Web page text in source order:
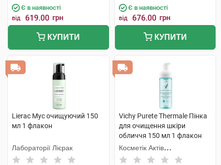
Є в наявності
від 619.00 грн
КУПИТИ
Є в наявності
від 676.00 грн
КУПИТИ
Lierac Мус очищуючий 150
мл 1 флакон
Лабораторії Лієрак
Vichy Purete Thermale Пінка
для очищення шкіри
обличчя 150 мл 1 флакон
Косметік Актів
Інтернаціональ